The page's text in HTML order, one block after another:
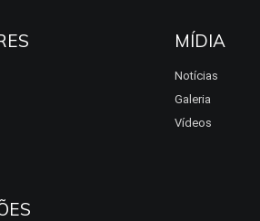
MÍDIA
Notícias
Galeria
Vídeos